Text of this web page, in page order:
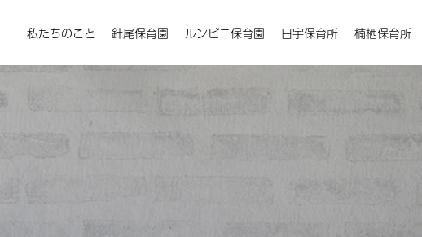
私たちのこと 針尾保育園 ルンビニ保育園 日宇保育所 楠栖保育所